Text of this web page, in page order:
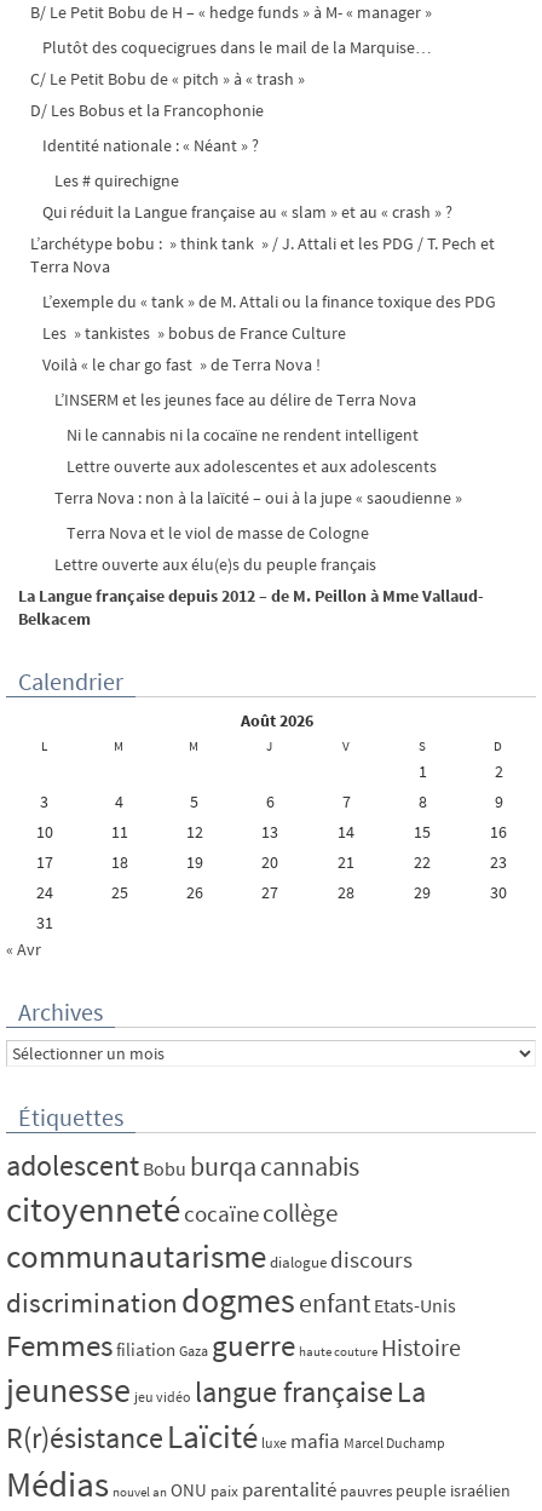
B/ Le Petit Bobu de H – « hedge funds » à M- « manager »
Plutôt des coquecigrues dans le mail de la Marquise…
C/ Le Petit Bobu de « pitch » à « trash »
D/ Les Bobus et la Francophonie
Identité nationale : « Néant » ?
Les # quirechigne
Qui réduit la Langue française au « slam » et au « crash » ?
L’archétype bobu : » think tank » / J. Attali et les PDG / T. Pech et
Terra Nova
L’exemple du « tank » de M. Attali ou la finance toxique des PDG
Les » tankistes » bobus de France Culture
Voilà « le char go fast » de Terra Nova !
L’INSERM et les jeunes face au délire de Terra Nova
Ni le cannabis ni la cocaïne ne rendent intelligent
Lettre ouverte aux adolescentes et aux adolescents
Terra Nova : non à la laïcité – oui à la jupe « saoudienne »
Terra Nova et le viol de masse de Cologne
Lettre ouverte aux élu(e)s du peuple français
La Langue française depuis 2012 – de M. Peillon à Mme Vallaud-
Belkacem
Calendrier
août 2026
L M M J V S D
1
2
3
4 5 6 7 8
9
10
11 12 13 14 15
16
17
18 19 20 21 22
23
24
25 26 27 28 29
30
31
« Avr
Archives
Archives
Étiquettes
adolescent Bobu burqacannabis
citoyennetécocaïnecollège
communautarismedialogue discours
discrimination dogmesenfant Etats-Unis
Femmesfiliation Gaza guerre haute couture Histoire
jeunesse jeu vidéo langue française La
R(r)ésistanceLaïcité luxe mafia Marcel Duchamp
Médias nouvel an ONU paix parentalité pauvres peuple israélien